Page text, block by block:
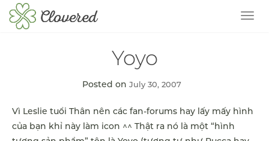
Yoyo
Posted on July 30, 2007
Vì Leslie tuổi Thân nên các fan-forums hay lấy mấy hình
của bạn khỉ này làm icon ^^ Thật ra nó là một “hình